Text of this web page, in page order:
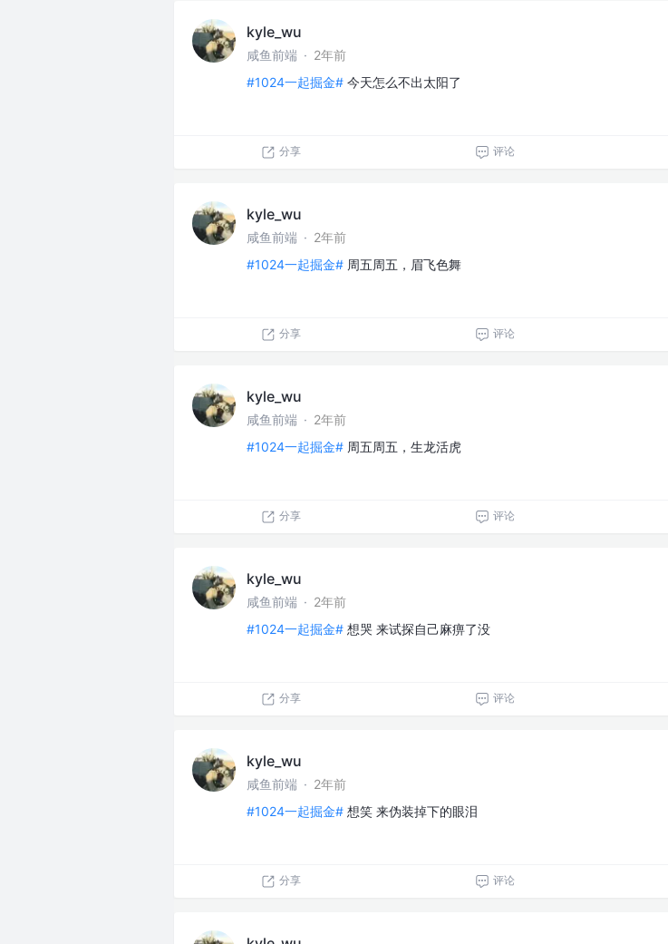
kyle_wu
咸鱼前端 · 2年前
#1024一起掘金# 今天怎么不出太阳了
分享 评论
kyle_wu
咸鱼前端 · 2年前
#1024一起掘金# 周五周五，眉飞色舞
分享 评论
kyle_wu
咸鱼前端 · 2年前
#1024一起掘金# 周五周五，生龙活虎
分享 评论
kyle_wu
咸鱼前端 · 2年前
#1024一起掘金# 想哭 来试探自己麻痹了没
分享 评论
kyle_wu
咸鱼前端 · 2年前
#1024一起掘金# 想笑 来伪装掉下的眼泪
分享 评论